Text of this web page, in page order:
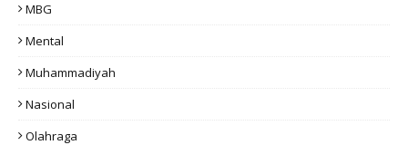
MBG
Mental
Muhammadiyah
Nasional
Olahraga